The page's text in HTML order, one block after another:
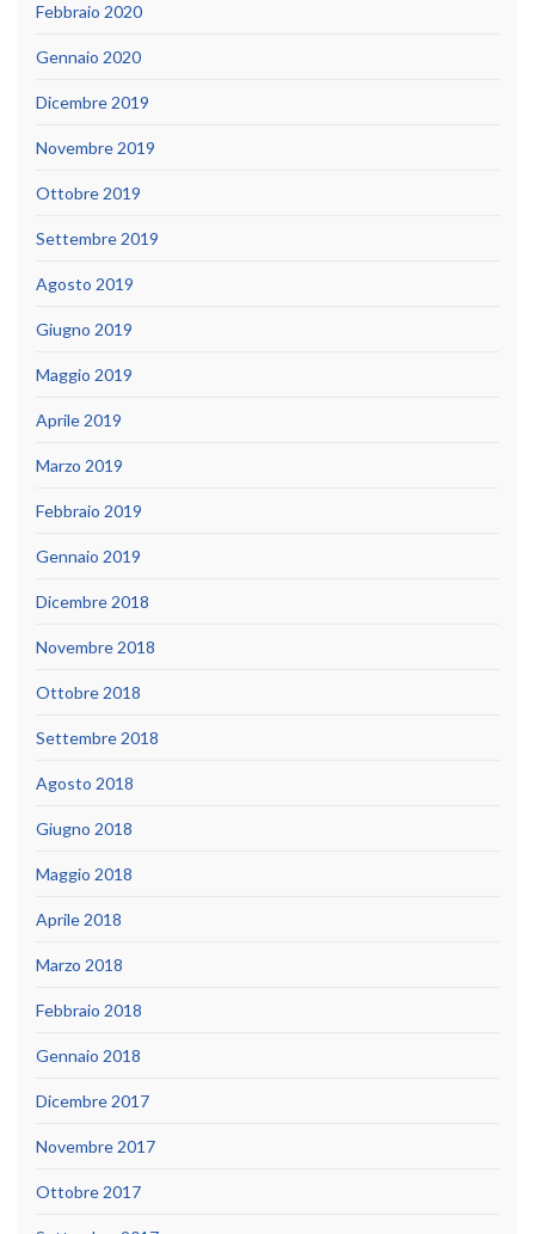
Febbraio 2020
Gennaio 2020
Dicembre 2019
Novembre 2019
Ottobre 2019
Settembre 2019
Agosto 2019
Giugno 2019
Maggio 2019
Aprile 2019
Marzo 2019
Febbraio 2019
Gennaio 2019
Dicembre 2018
Novembre 2018
Ottobre 2018
Settembre 2018
Agosto 2018
Giugno 2018
Maggio 2018
Aprile 2018
Marzo 2018
Febbraio 2018
Gennaio 2018
Dicembre 2017
Novembre 2017
Ottobre 2017